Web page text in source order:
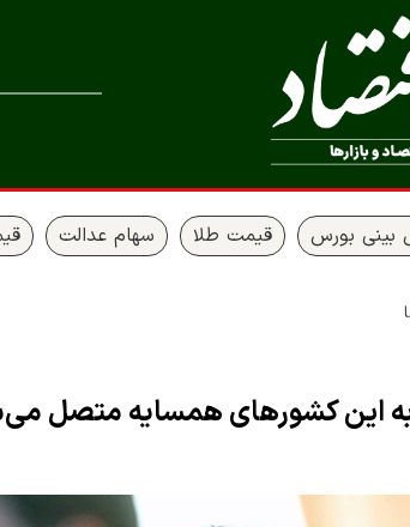
بینی بورس قیمت طلا سهام عدالت
به این کشورهای همسایه متصل